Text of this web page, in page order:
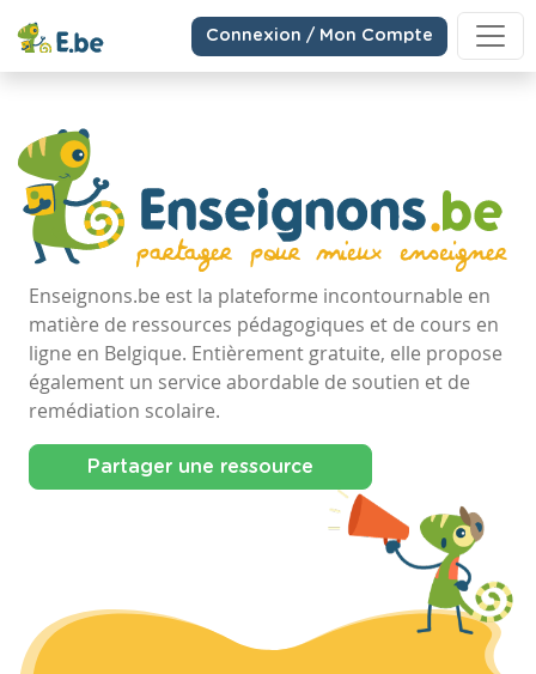
Connexion / Mon Compte
Enseignons.be est la plateforme incontournable en
matière de ressources pédagogiques et de cours en
ligne en Belgique. Entièrement gratuite, elle propose
également un service abordable de soutien et de
remédiation scolaire.
Partager une ressource